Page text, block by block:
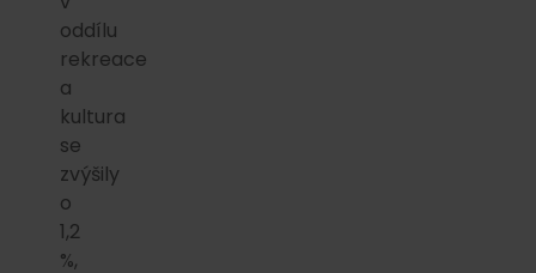
oddílu
rekreace
a
kultura
se
zvýšily
o
1,2
%,